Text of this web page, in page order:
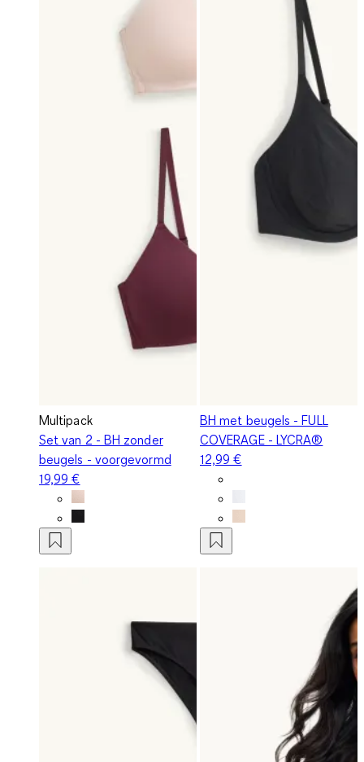
Multipack
Set van 2 - BH zonder
beugels - voorgevormd
19,99 €
BH met beugels - FULL
COVERAGE - LYCRA®
12,99 €